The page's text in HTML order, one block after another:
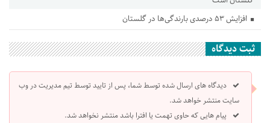
افزایش ۵۳ درصدی بارندگی‌ها در گلستان
ثبت دیدگاه
دیدگاه های ارسال شده توسط شما، پس از تایید توسط تیم مدیریت در وب
سایت منتشر خواهد شد.
پیام هایی که حاوی تهمت یا افترا باشد منتشر نخواهد شد.